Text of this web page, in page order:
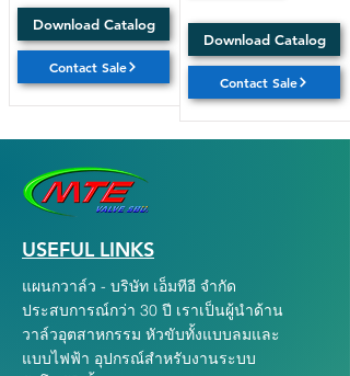
Download Catalog
Contact Sale
Download Catalog
Contact Sale
USEFUL LINKS
แผนกวาล์ว - บริษัท เอ็มทีอี จำกัด
ประสบการณ์กว่า 30 ปี เราเป็นผู้นำด้าน
วาล์วอุตสาหกรรม หัวขับทั้งแบบลมและ
แบบไฟฟ้า อุปกรณ์สำหรับงานระบบ